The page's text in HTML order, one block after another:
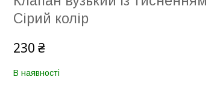
Сірий колір
230 ₴
В наявності